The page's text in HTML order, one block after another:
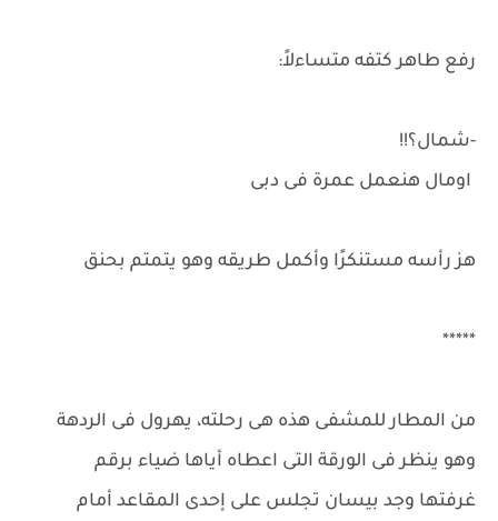
رفع طاهر كتفه متساءلاً:
-شمال؟!!
اومال هنعمل عمرة فى دبى
هز رأسه مستنكرًا وأكمل طريقه وهو يتمتم بحنق
*****
من المطار للمشفى هذه هى رحلته، يهرول فى الردهة
وهو ينظر فى الورقة التى اعطاه أياها ضياء برقم
غرفتها وجد بيسان تجلس على إحدى المقاعد أمام